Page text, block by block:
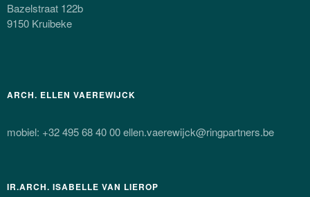
Bazelstraat 122b
9150 Kruibeke
ARCH. ELLEN VAEREWIJCK
mobiel: +32 495 68 40 00 ellen.vaerewijck@ringpartners.be
IR.ARCH. ISABELLE VAN LIEROP